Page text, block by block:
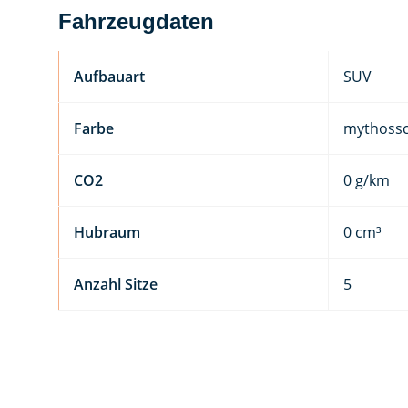
Fahrzeugdaten
Aufbauart SUV
Farbe
CO2 0 g/km
Hubraum 0 cm³
Anzahl Sitze 5